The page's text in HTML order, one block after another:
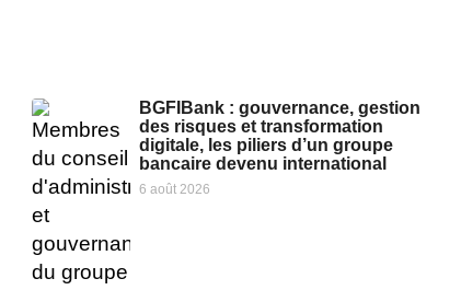
BGFIBank : gouvernance, gestion
des risques et transformation
digitale, les piliers d’un groupe
bancaire devenu international
6 août 2026